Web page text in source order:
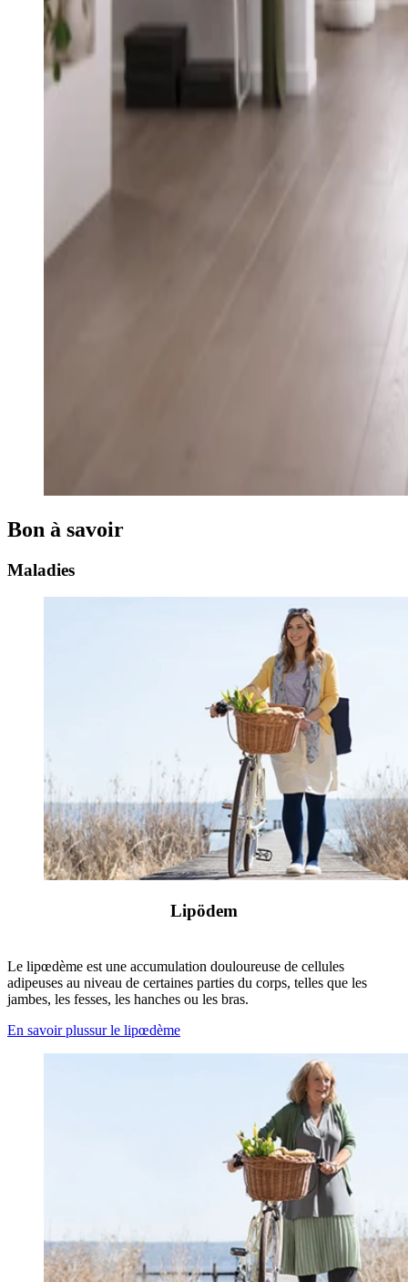
Bon à savoir
Maladies
Lipödem
Le lipœdème est une accumulation douloureuse de cellules
adipeuses au niveau de certaines parties du corps, telles que les
jambes, les fesses, les hanches ou les bras.
En savoir plussur le lipœdème